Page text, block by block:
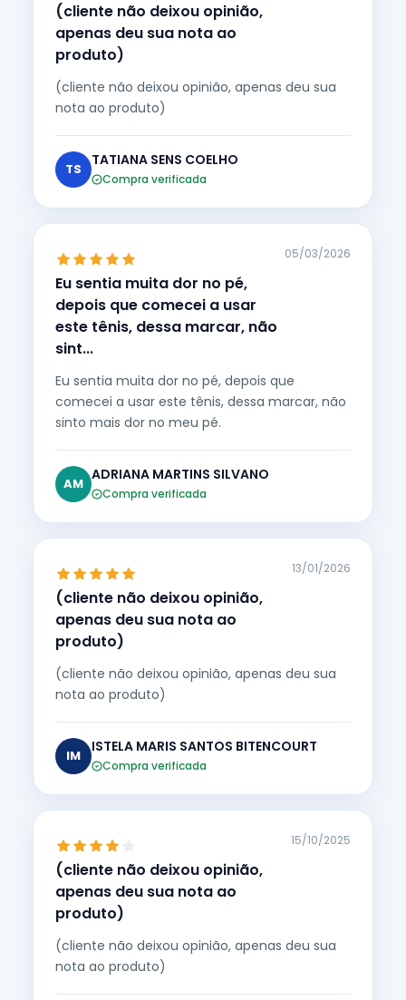
(cliente não deixou opinião,
apenas deu sua nota ao
produto)
(cliente não deixou opinião, apenas deu sua
nota ao produto)
TS
TATIANA SENS COELHO
Compra verificada
Eu sentia muita dor no pé,
depois que comecei a usar
este tênis, dessa marcar, não
sint...
05/03/2026
Eu sentia muita dor no pé, depois que
comecei a usar este tênis, dessa marcar, não
sinto mais dor no meu pé.
AM
ADRIANA MARTINS SILVANO
Compra verificada
(cliente não deixou opinião,
apenas deu sua nota ao
produto)
13/01/2026
(cliente não deixou opinião, apenas deu sua
nota ao produto)
IM
ISTELA MARIS SANTOS BITENCOURT
Compra verificada
(cliente não deixou opinião,
apenas deu sua nota ao
produto)
15/10/2025
(cliente não deixou opinião, apenas deu sua
nota ao produto)